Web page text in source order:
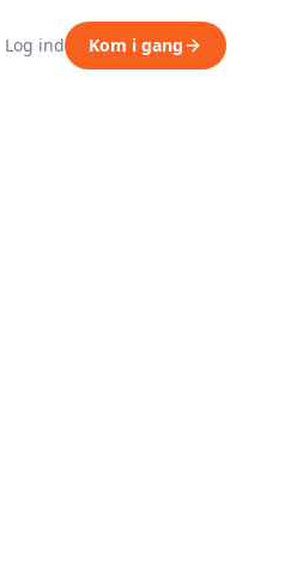
Log ind Kom i gang